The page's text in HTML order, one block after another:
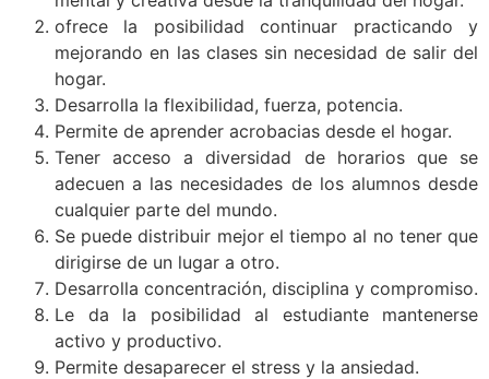
ofrece la posibilidad continuar practicando y
mejorando en las clases sin necesidad de salir del
hogar.
Desarrolla la flexibilidad, fuerza, potencia.
Permite de aprender acrobacias desde el hogar.
Tener acceso a diversidad de horarios que se
adecuen a las necesidades de los alumnos desde
cualquier parte del mundo.
Se puede distribuir mejor el tiempo al no tener que
dirigirse de un lugar a otro.
Desarrolla concentración, disciplina y compromiso.
Le da la posibilidad al estudiante mantenerse
activo y productivo.
Permite desaparecer el stress y la ansiedad.